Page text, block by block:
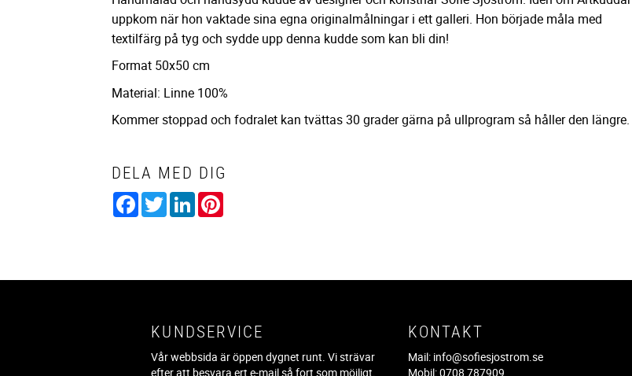
uppkom när hon vaktade sina egna originalmålningar i ett galleri. Hon började måla med
textilfärg på tyg och sydde upp denna kudde som kan bli din!
Format 50x50 cm
Material: Linne 100%
Kommer stoppad och fodralet kan tvättas 30 grader gärna på ullprogram så håller den längre.
DELA MED DIG
Facebook
TwitterLinkedIn
KUNDSERVICE
Vår webbsida är öppen dygnet runt. Vi strävar
efter att besvara ert e-mail så fort som möjligt.
KONTAKT
Mail: info@sofiesjostrom.se
Mobil: 0708 787909